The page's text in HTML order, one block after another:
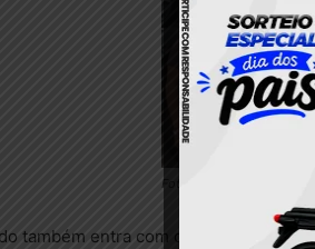
Foto: Bruno Cecim /
também entra com convênios na